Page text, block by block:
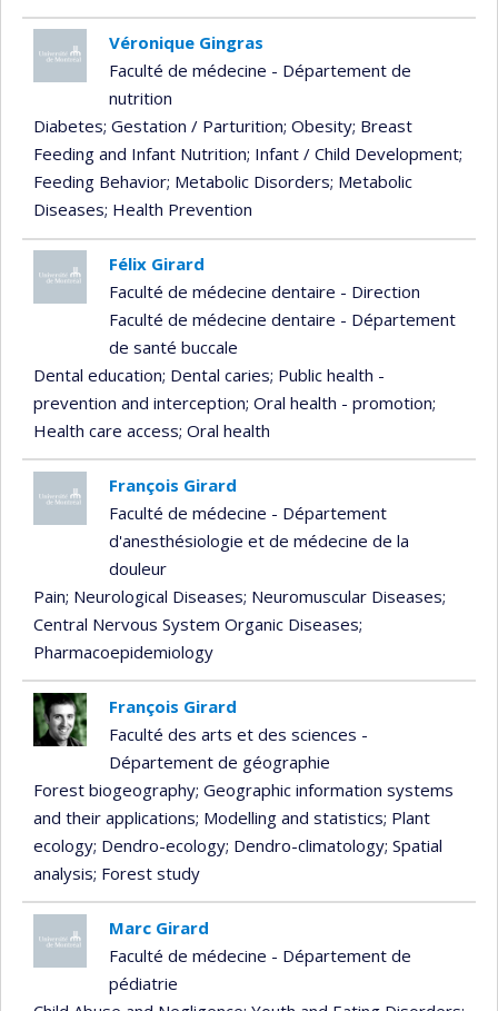
Véronique Gingras
Faculté de médecine - Département de
nutrition
Diabetes; Gestation / Parturition; Obesity; Breast
Feeding and Infant Nutrition; Infant / Child Development;
Feeding Behavior; Metabolic Disorders; Metabolic
Diseases; Health Prevention
Félix Girard
Faculté de médecine dentaire - Direction
Faculté de médecine dentaire - Département
de santé buccale
Dental education; Dental caries; Public health -
prevention and interception; Oral health - promotion;
Health care access; Oral health
François Girard
Faculté de médecine - Département
d'anesthésiologie et de médecine de la
douleur
Pain; Neurological Diseases; Neuromuscular Diseases;
Central Nervous System Organic Diseases;
Pharmacoepidemiology
François Girard
Faculté des arts et des sciences -
Département de géographie
Forest biogeography; Geographic information systems
and their applications; Modelling and statistics; Plant
ecology; Dendro-ecology; Dendro-climatology; Spatial
analysis; Forest study
Marc Girard
Faculté de médecine - Département de
pédiatrie